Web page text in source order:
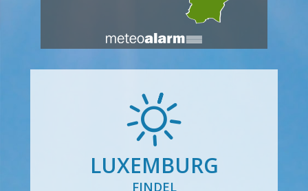
LUXEMBURG
FINDEL